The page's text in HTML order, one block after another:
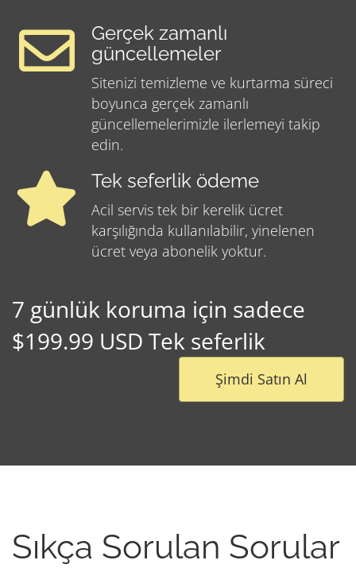
Gerçek zamanlı
güncellemeler
Sitenizi temizleme ve kurtarma süreci
boyunca gerçek zamanlı
güncellemelerimizle ilerlemeyi takip
edin.
Tek seferlik ödeme
Acil servis tek bir kerelik ücret
karşılığında kullanılabilir, yinelenen
ücret veya abonelik yoktur.
7 günlük koruma için sadece
$199.99 USD Tek seferlik
Şimdi Satın Al
Sıkça Sorulan Sorular